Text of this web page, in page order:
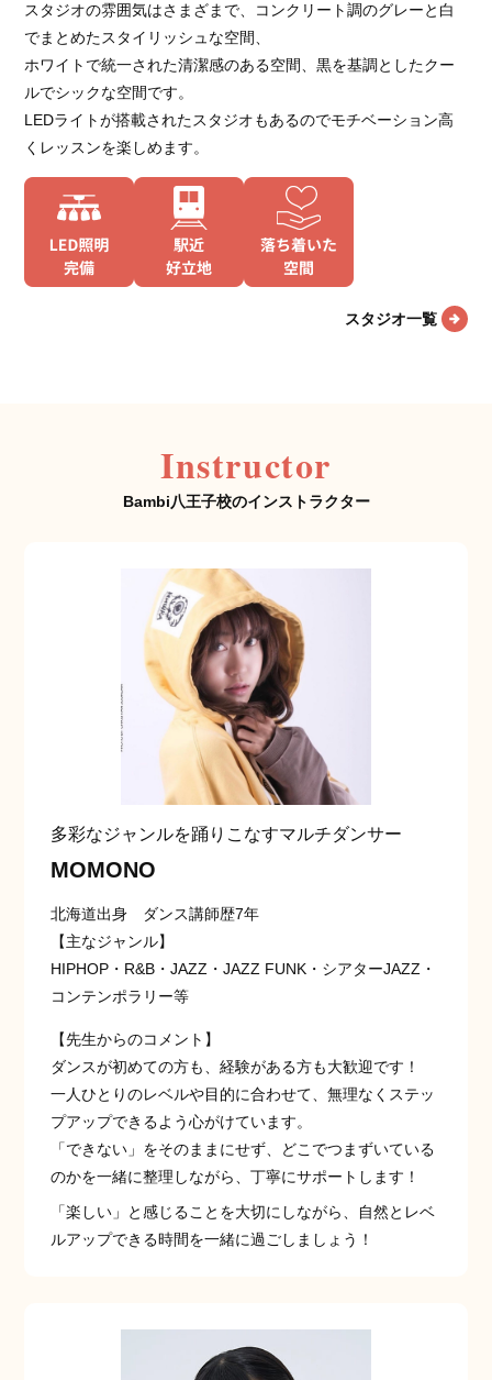
スタジオの雰囲気はさまざまで、コンクリート調のグレーと白
でまとめたスタイリッシュな空間、
ホワイトで統一された清潔感のある空間、黒を基調としたクー
ルでシックな空間です。
LEDライトが搭載されたスタジオもあるのでモチベーション高
くレッスンを楽しめます。
スタジオ一覧
Instructor
Bambi八王子校のインストラクター
多彩なジャンルを踊りこなすマルチダンサー
MOMONO
北海道出身 ダンス講師歴7年
【主なジャンル】
HIPHOP・R&B・JAZZ・JAZZ FUNK・シアターJAZZ・
コンテンポラリー等
【先生からのコメント】
ダンスが初めての方も、経験がある方も大歓迎です！
一人ひとりのレベルや目的に合わせて、無理なくステッ
プアップできるよう心がけています。
「できない」をそのままにせず、どこでつまずいている
のかを一緒に整理しながら、丁寧にサポートします！
「楽しい」と感じることを大切にしながら、自然とレベ
ルアップできる時間を一緒に過ごしましょう！